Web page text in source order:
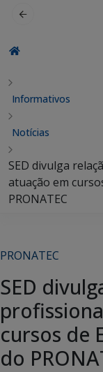
Informativos
Notícias
SED divulga
atuação em
PRONATEC
PRONATEC
SED
cursos de
do